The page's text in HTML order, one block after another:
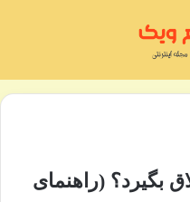
بگیرد؟ (راهنمای